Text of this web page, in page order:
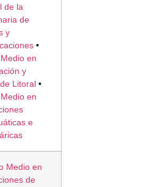
de la
de
y
•
en
y
Litoral •
en
e
Medio en
de